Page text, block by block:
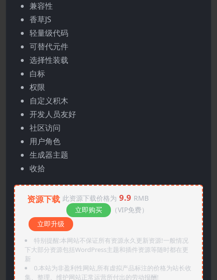
兼容性
香草JS
轻量级代码
可替代元件
选择性装载
白标
权限
自定义积木
开发人员友好
社区访问
用户角色
生成器主题
收拾
资源下载 此资源下载价格为 9.9 RMB
立即购买
（VIP免费）
立即升级
特别提醒:本网站不保证所有资源永久更新资源!一般情况
下大部分资源包括WordPress主题和插件资源等随时都在更
新
0.本站为非盈利性网站,所有虚拟产品标注的价格为站长收
集、整理、维护网站正常运营所付出的劳动报酬!